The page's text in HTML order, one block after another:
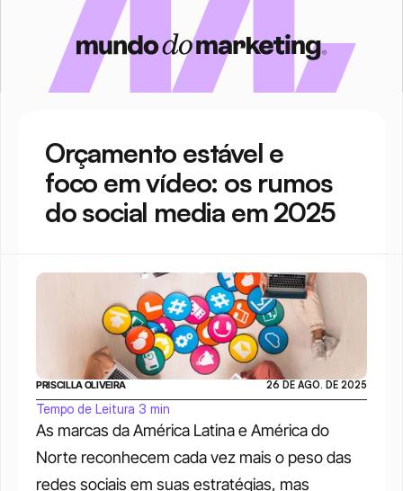
Orçamento estável e
foco em vídeo: os rumos
do social media em 2025
As marcas da América Latina e América do
Norte reconhecem cada vez mais o peso das
redes sociais em suas estratégias, mas
PRISCILLA OLIVEIRA 26 DE AGO. DE 2025
Tempo de Leitura 3 min